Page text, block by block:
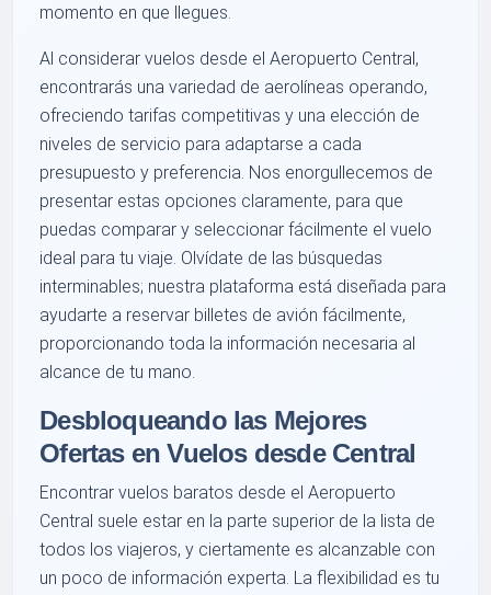
momento en que llegues.
Al considerar vuelos desde el Aeropuerto Central,
encontrarás una variedad de aerolíneas operando,
ofreciendo tarifas competitivas y una elección de
niveles de servicio para adaptarse a cada
presupuesto y preferencia. Nos enorgullecemos de
presentar estas opciones claramente, para que
puedas comparar y seleccionar fácilmente el vuelo
ideal para tu viaje. Olvídate de las búsquedas
interminables; nuestra plataforma está diseñada para
ayudarte a reservar billetes de avión fácilmente,
proporcionando toda la información necesaria al
alcance de tu mano.
Desbloqueando las Mejores
Ofertas en Vuelos desde Central
Encontrar vuelos baratos desde el Aeropuerto
Central suele estar en la parte superior de la lista de
todos los viajeros, y ciertamente es alcanzable con
un poco de información experta. La flexibilidad es tu